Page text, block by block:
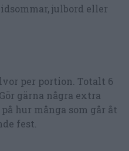
julbord eller
per portion. Totalt 6
gärna några extra
hur många som går åt
fest.